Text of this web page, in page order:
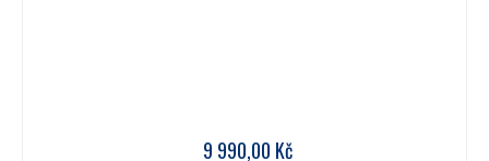
9 990,00 Kč